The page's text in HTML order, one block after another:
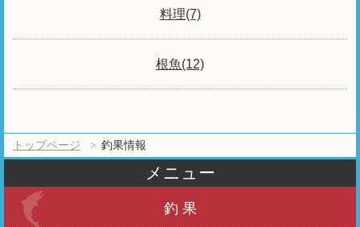
料理(7)
根魚(12)
トップページ 釣果情報
メニュー
釣 果